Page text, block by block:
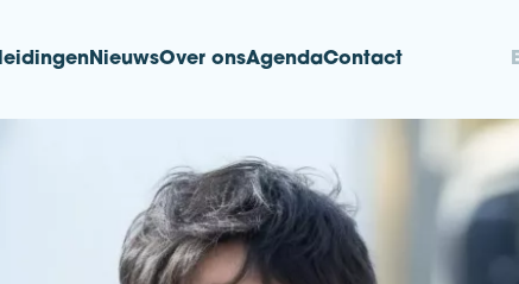
NieuwsOver onsAgendaContact